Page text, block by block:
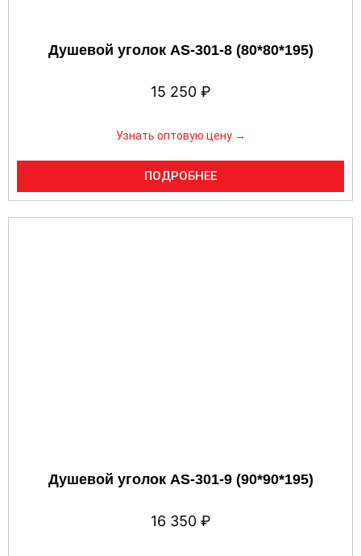
Душевой уголок AS-301-8 (80*80*195)
15 250 ₽
Узнать оптовую цену →
ПОДРОБНЕЕ
Душевой уголок AS-301-9 (90*90*195)
16 350 ₽